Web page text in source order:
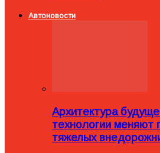
Автоновости
Архитектура
технологии меняют
тяжелых